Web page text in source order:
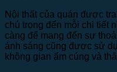
Nội thất của quán được
chú trọng đến mỗi chi tiết
càng để mang đến sự
ánh sáng cũng được sử
không gian ấm cúng và